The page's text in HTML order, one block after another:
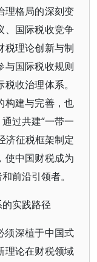
理格局的深刻变
、国际税收竞争
税理论创新与制
与国际税收规则
收治理体系。
构建与完善，也
过共建“一带一
济征税框架制定
使中国财税成为
前沿引领者。
实践路径
须深植于中国式
理论在财税领域